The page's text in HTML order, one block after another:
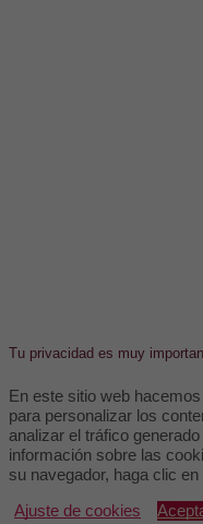
Tu privacidad es muy
En este sitio web
para personalizar los
analizar el tráfico
información sobre las
su navegador, haga clic
Ajuste de cookies